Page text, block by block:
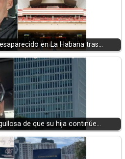
en La Habana tras…
de que su hija continúe…